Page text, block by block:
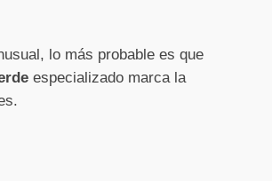
lo más probable es que
especializado marca la